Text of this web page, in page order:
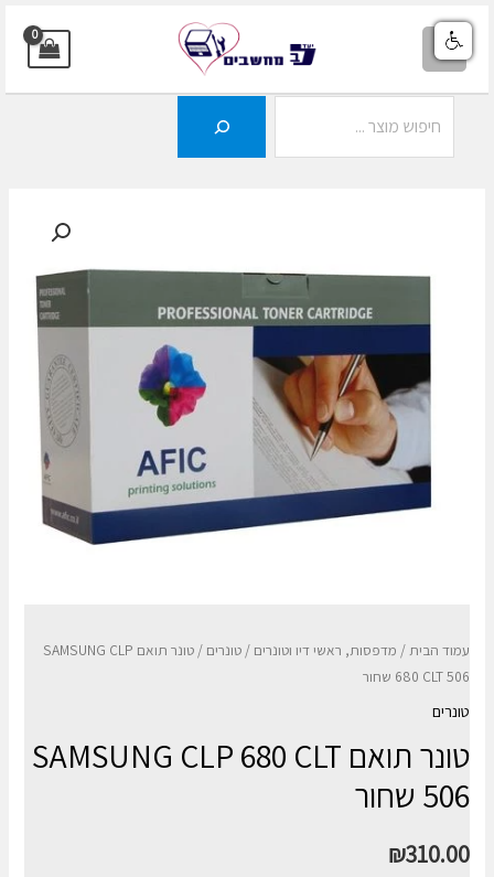
דילוג
לתוכן
MAIN
עמוד הבית/ מדפסות, ראשי דיו וטונרים /טונרים
/ טונר תואם SAMSUNG CLP
680 CLT 506 שחור
טונרים
טונר תואם SAMSUNG CLP 680 CLT
506 שחור
₪310.00